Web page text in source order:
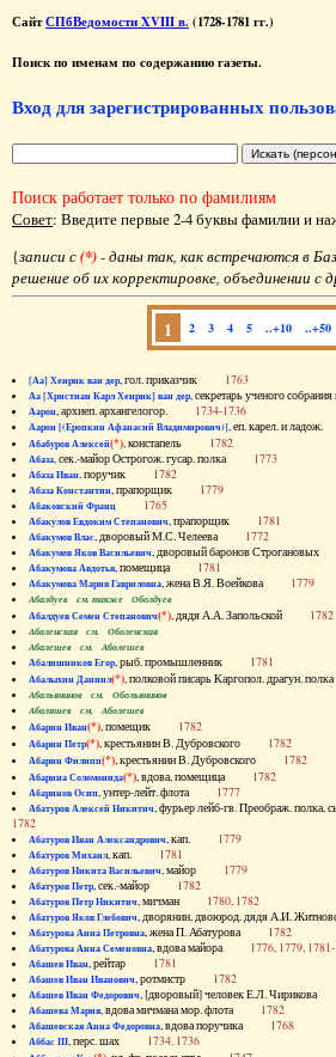
СайтСПбВедомости XVIII в. (1728-1781 гг.)
Поиск по именам по содержанию газеты.
Вход для зарегистрированных
Поиск работает только по фамилиям
Совет: Введите первые 2-4 буквы фамилии и
{записи с(*)- даны так, как встречаются в
решение об их корректировке, объединении с
1 2 3 4 5 ..+10 ..+50
[Аа] Хенрик ван дер, гол. приказчик 1763
Аа [Христиан Карл Хенрик] ван дер, секретарь ученого
Аарон, архиеп. архангелогор. 1734-1736
Аарон [(Еропкин Афанасий Владимирович)], еп. карел. и
Абабуров Алексей(*), констапель 1782
Абаза, сек.-майор Острогож. гусар. полка 1773
Абаза Иван, поручик 1782
Абаза Константин, прапорщик 1779
Абаковский Франц 1765
Абакулов Евдоким Степанович, прапорщик 1781
Абакумов Влас, дворовый М.С. Челеева 1772
Абакумов Яков Васильевич, дворовый баронов
Абакумова Авдотья, помещица 1781
Абакумова Мария Гавриловна, жена В.Я. Воейкова 1779
Абалдуев см. также Оболдуев
Абалдуев Семен Степанович(*), дядя А.А. Запольской 1782
Абаленская см. Оболенская
Абалешев см. Аболешев
Абалишников Егор, рыб. промышленник 1781
Абалыхин Даниил(*), полковой писарь Каргопол. драгун.
Абальянинов см. Обольянинов
Абаляшев см. Аболешев
Абарин Иван(*), помещик 1782
Абарин Петр(*), крестьянин В. Дубровского 1782
Абарин Филипп(*), крестьянин В. Дубровского 1782
Абарина Соломонида(*), вдова, помещица 1782
Абаринов Осип, унтер-лейт. флота 1777
Абатуров Алексей Никитич, фурьер лейб-гв. Преображ.
1782
Абатуров Иван Александрович, кап. 1779
Абатуров Михаил, кап. 1781
Абатуров Никита Васильевич, майор 1779
Абатуров Петр, сек.-майор 1782
Абатуров Петр Никитич, мичман 1780, 1782
Абатуров Яков Глебович, дворянин, двоюрод. дядя А.И.
Абатурова Анна Петровна, жена П. Абатурова 1782
Абатурова Анна Семеновна, вдова майора 1776, 1779,
Абашев Иван, рейтар 1781
Абашев Иван Иванович, ротмистр 1782
Абашев Иван Федорович, [дворовый] человек Е.Л. Чирикова
Абашева Мария, вдова мичмана мор. флота 1782
Абашевская Анна Федоровна, вдова поручика 1768
Аббас III, перс. шах 1734, 1736